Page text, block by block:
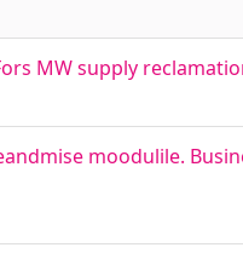
MW supply
moodulile.